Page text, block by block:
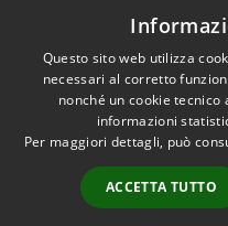
Dichiarazione di
RSS
Accessibilità
Questo sito web utilizza
necessari al corretto
nonché un cookie
informazioni
Per maggiori dettagli, può
ACCETTA TUTTO